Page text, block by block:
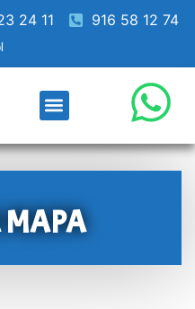
24 11 916 58 12 74